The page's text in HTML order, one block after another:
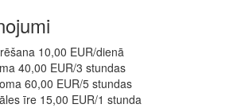
10,00 EUR/dienā
40,00 EUR/3 stundas
60,00 EUR/5 stundas
īre 15,00 EUR/1 stunda